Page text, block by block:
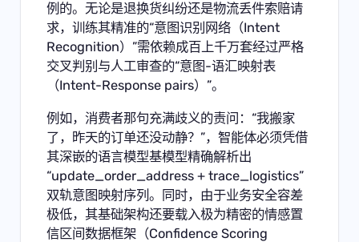
例的。无论是退换货纠纷还是物流丢件索赔请
求，训练其精准的“意图识别网络（Intent
Recognition）”需依赖成百上千万套经过严格
交叉判别与人工审查的“意图-语汇映射表
（Intent-Response pairs）”。
例如，消费者那句充满歧义的责问：“我搬家
了，昨天的订单还没动静？”，智能体必须凭借
其深嵌的语言模型基模型精确解析出
“update_order_address + trace_logistics”
双轨意图映射序列。同时，由于业务安全容差
极低，其基础架构还要载入极为精密的情感置
信区间数据框架（Confidence Scoring